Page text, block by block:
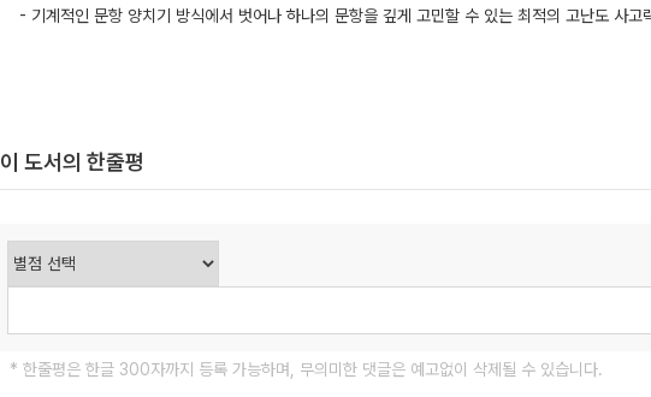
- 기계적인 문항 양치기 방식에서 벗어나 하나의 문항을 깊게 고민할 수 있는 최적의 고난도 사고
이 도서의 한줄평
* 한줄평은 한글 300자까지 등록 가능하며, 무의미한 댓글은 예고없이 삭제될 수 있습니다.